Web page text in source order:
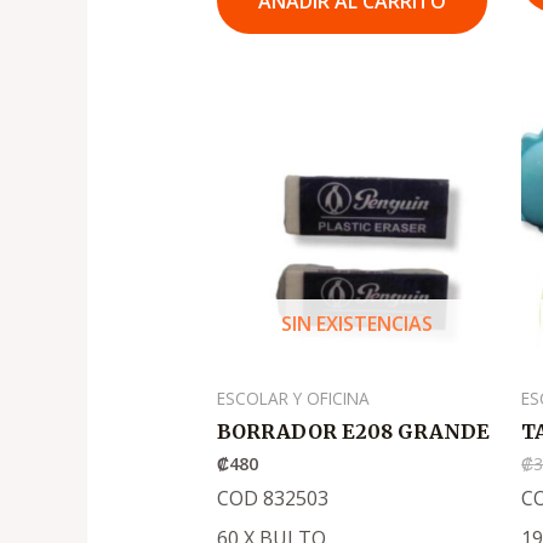
SIN EXISTENCIAS
ESCOLAR Y OFICINA
BORRADOR E208 GRANDE
₡480
COD 832503
₡